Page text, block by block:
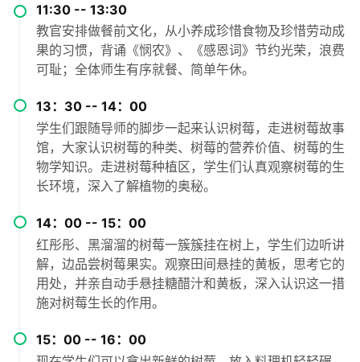
11:30 -- 13:30
教官安排做餐前文化，从小养成珍惜食物及珍惜劳动成
果的习惯，背诵《悯农》、《感恩词》节约光荣，浪费
可耻；全体师生有序就餐、简单午休。
13：30 -- 14：00
学生们跟随导师的脚步一起来认识树莓，走进树莓故事
馆，大家认识树莓的种类、树莓的营养价值、树莓的生
物学知识。走进树莓种植区，学生们认真观察树莓的生
长环境，深入了解植物的奥秘。
14：00 -- 15：00
红彤彤、黑溜溜的树莓一簇簇挂在树上，学生们边听讲
解，边品尝树莓果实。观察田间悬挂的黄板，思考它的
用处，并亲自动手悬挂糖醋汁和黄板，深入认识这一措
施对树莓生长的作用。
15：00 -- 16：00